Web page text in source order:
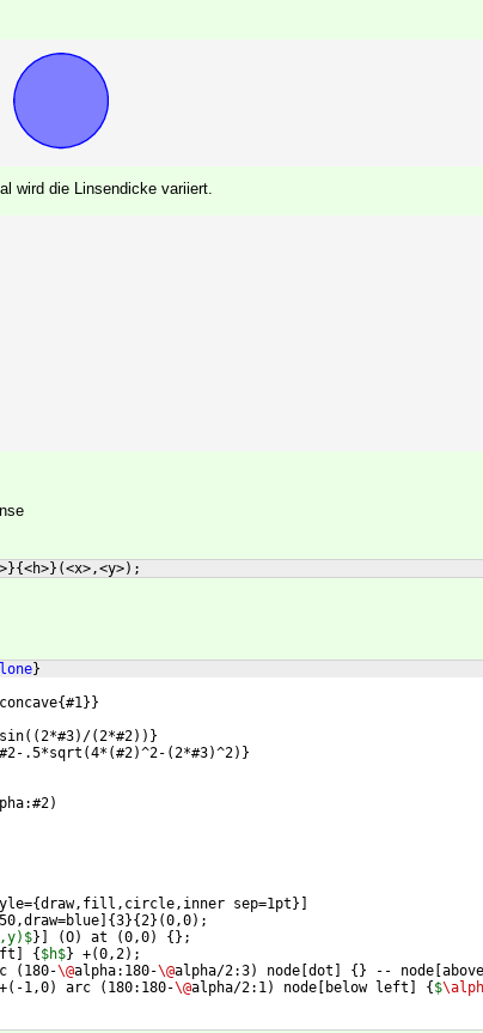
wird die Linsendicke variiert.
}{<h>} (<x>,<y>) ;
}
concave{#1}}
((2*#3) /(2*#2))}
#2-.5*sqrt (4* (#2)^2- (2*#3)^2)}
)
{draw,fill,circle,inner sep=1pt }]
{3}{2} (0,0) ;
}] (O) at (0,0) { } ;
{ $h$} +(0,2) ;
( 180-\@alpha:180-\@alpha/2:3) node dot { } -- node above
( -1,0) arc ( 180:180-\@alpha/2:1) node below left { $